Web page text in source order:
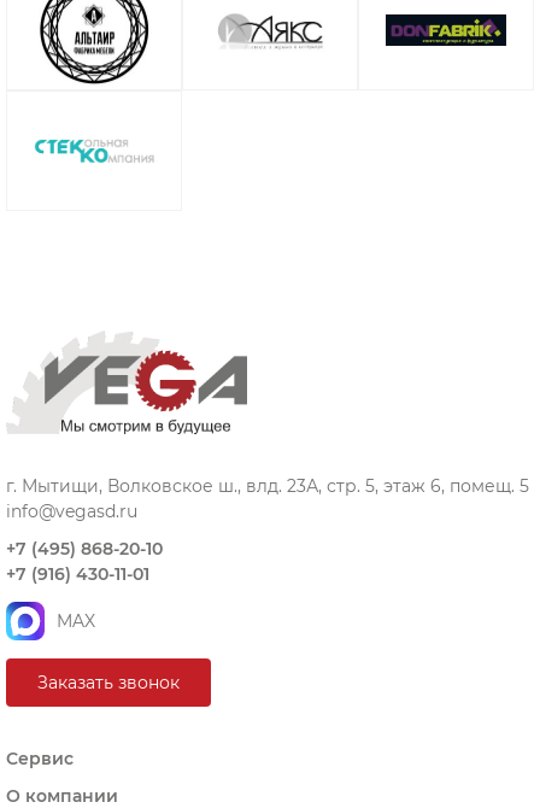
г. Мытищи, Волковское ш., влд. 23А, стр. 5, этаж 6, помещ. 5
info@vegasd.ru
+7 (495) 868-20-10
+7 (916) 430-11-01
MAX
Заказать звонок
Сервис
О компании